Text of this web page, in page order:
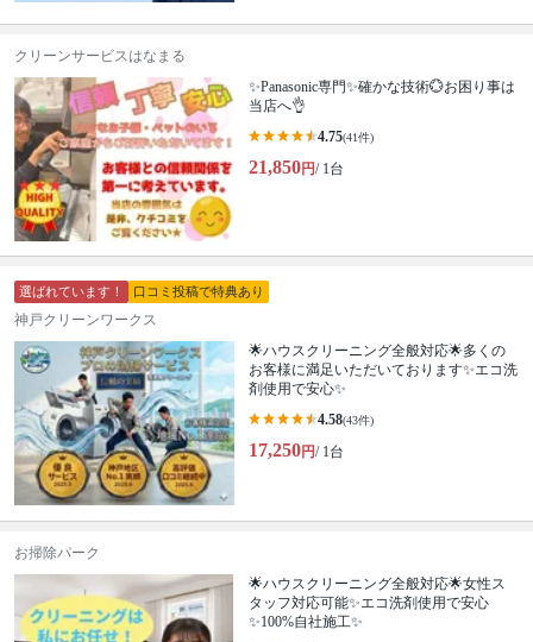
クリーンサービスはなまる
✨Panasonic専門✨確かな技術💮お困り事は
当店へ👌
4.75(41件)
21,850円/ 1台
選ばれています！ 口コミ投稿で特典あり
神戸クリーンワークス
🌟ハウスクリーニング全般対応🌟多くの
お客様に満足いただいております✨エコ洗
剤使用で安心✨
4.58(43件)
17,250円/ 1台
お掃除パーク
🌟ハウスクリーニング全般対応🌟女性ス
タッフ対応可能✨エコ洗剤使用で安心
✨100%自社施工✨